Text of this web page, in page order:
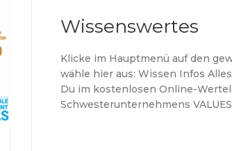
Wissenswertes
Klicke im Hauptmenü auf den
wähle hier aus: Wissen Infos
Du im kostenlosen Online-
Schwesterunternehmens VALUES